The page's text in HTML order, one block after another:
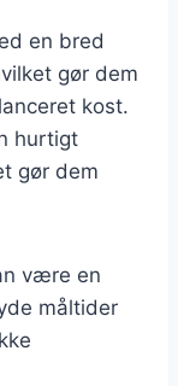
en bred
gør dem
kost.
hurtigt
gør dem
være en
måltider